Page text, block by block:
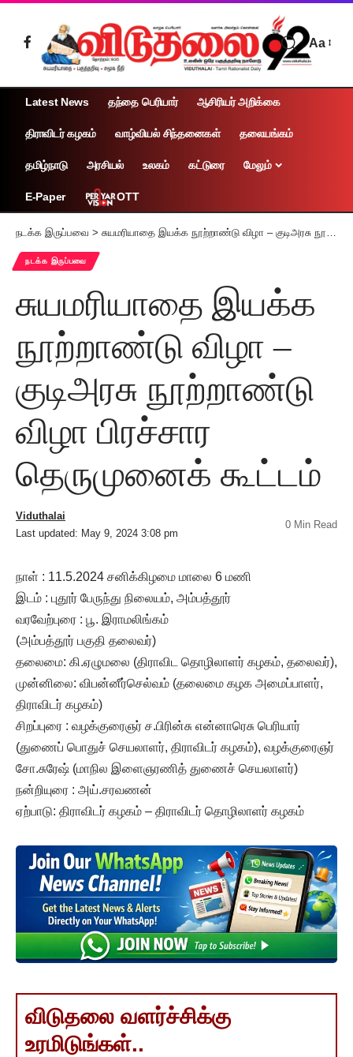
Aa
Latest News தந்தை பெரியார் ஆசிரியர் அறிக்கை
திராவிடர் கழகம் வாழ்வியல் சிந்தனைகள் தலையங்கம்
தமிழ்நாடு அரசியல் உலகம் கட்டுரை மேலும்
E-Paper OTT
நடக்க இருப்பவை > சுயமரியாதை இயக்க நூற்றாண்டு விழா – குடிஅரசு நூற்றாண்டு விழா பிரச்சார தெருமுனைக் கூட்டம்
நடக்க இருப்பவை
சுயமரியாதை இயக்க
நூற்றாண்டு விழா –
குடிஅரசு நூற்றாண்டு
விழா பிரச்சார
தெருமுனைக் கூட்டம்
Last updated: May 9, 2024 3:08 pm
Viduthalai
0 Min Read
நாள் : 11.5.2024 சனிக்கிழமை மாலை 6 மணி
இடம் : புதூர் பேருந்து நிலையம், அம்பத்தூர்
வரவேற்புரை : பூ. இராமலிங்கம்
(அம்பத்தூர் பகுதி தலைவர்)
தலைமை: கி.ஏழுமலை (திராவிட தொழிலாளர் கழகம், தலைவர்),
முன்னிலை: விபன்னீர்செல்வம் (தலைமை கழக அமைப்பாளர்,
திராவிடர் கழகம்)
சிறப்புரை : வழக்குரைஞர் ச.பிரின்சு என்னாரெசு பெரியார்
(துணைப் பொதுச் செயலாளர், திராவிடர் கழகம்), வழக்குரைஞர்
சோ.சுரேஷ் (மாநில இளைஞரணித் துணைச் செயலாளர்)
நன்றியுரை : அய்.சரவணன்
ஏற்பாடு: திராவிடர் கழகம் – திராவிடர் தொழிலாளர் கழகம்
விடுதலை வளர்ச்சிக்கு
உரமிடுங்கள்..